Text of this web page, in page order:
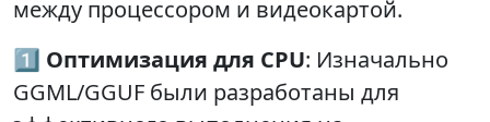
между процессором и видеокартой.
1️⃣ Оптимизация для CPU: Изначально
GGML/GGUF были разработаны для